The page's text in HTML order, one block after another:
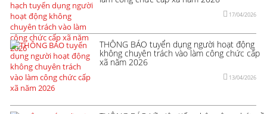
17/04/2026
THÔNG BÁO tuyển dụng người hoạt động
không chuyên trách vào làm công chức cấp
xã năm 2026
13/04/2026